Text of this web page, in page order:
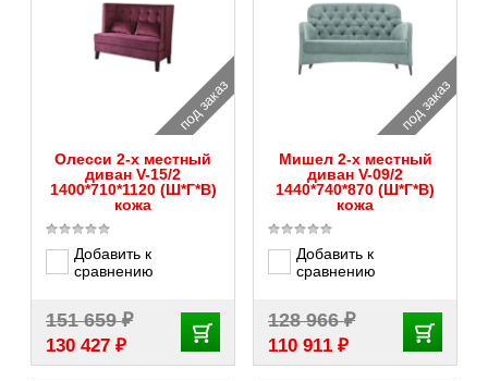
под заказ
Олесси 2-х местный
диван V-15/2
1400*710*1120 (Ш*Г*В)
кожа
Добавить к
сравнению
151 659₽
130 427 ₽
под заказ
Мишел 2-х местный
диван V-09/2
1440*740*870 (Ш*Г*В)
кожа
Добавить к
сравнению
128 966₽
110 911 ₽